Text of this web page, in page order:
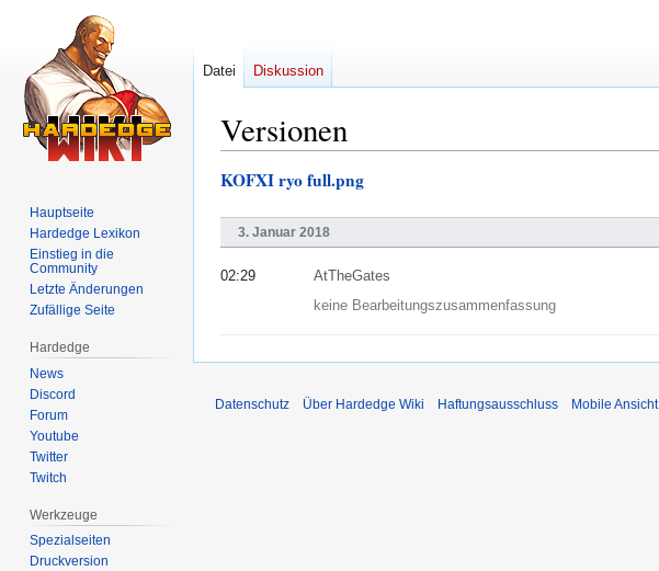
Versionen
Zur
springen
Zur
springen
KOFXI ryo full.png
3. Januar 2018
AtTheGates
keine Bearbeitungszusammenfassung
02:29
Datei Diskussion
Hauptseite
Hardedge Lexikon
Einstieg in die
Community
Letzte Änderungen
Zufällige Seite
Hardedge
News
Discord
Forum
Youtube
Twitter
Twitch
Werkzeuge
Spezialseiten
Druckversion
Datenschutz Über Hardedge Wiki Haftungsausschluss Mobile Ansicht